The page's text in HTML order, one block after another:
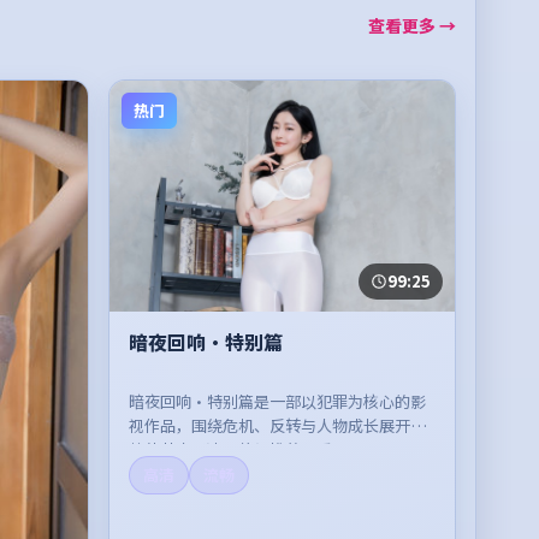
查看更多 →
热门
99:25
暗夜回响·特别篇
暗夜回响·特别篇是一部以犯罪为核心的影
视作品，围绕危机、反转与人物成长展开，
整体节奏紧凑，值得推荐观看。